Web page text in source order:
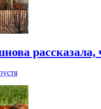
рассказала,